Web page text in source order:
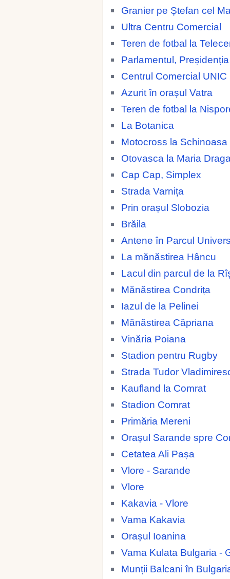
Granier pe Ștefan cel
Ultra Centru Comercial
Teren de fotbal la
Parlamentul, Preșidenția
Centrul Comercial UNIC
Azurit în orașul Vatra
Teren de fotbal la
La Botanica
Motocross la Schinoasa
Otovasca la Maria
Cap Cap, Simplex
Strada Varnița
Prin orașul Slobozia
Brăila
Antene în Parcul
La mănăstirea Hâncu
Lacul din parcul de la
Mănăstirea Condrița
Iazul de la Pelinei
Mănăstirea Căpriana
Vinăria Poiana
Stadion pentru Rugby
Strada Tudor
Kaufland la Comrat
Stadion Comrat
Primăria Mereni
Orașul Sarande spre
Cetatea Ali Pașa
Vlore - Sarande
Vlore
Kakavia - Vlore
Vama Kakavia
Orașul Ioanina
Vama Kulata Bulgaria -
Munții Balcani în